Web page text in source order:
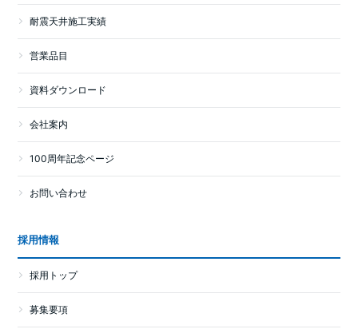
耐震天井施工実績
営業品目
資料ダウンロード
会社案内
100周年記念ページ
お問い合わせ
採用情報
採用トップ
募集要項